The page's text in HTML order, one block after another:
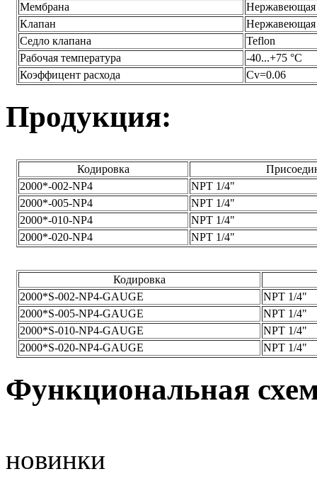
Мембрана
Нержавеющая
Клапан
Нержавеющая
Седло клапана
Teflon
Рабочая температура
-40...+75 °C
Коэффицент расхода
Cv=0.06
Продукция:
Кодировка
2000*-002-NP4
NPT 1/4"
2000*-005-NP4
NPT 1/4"
2000*-010-NP4
NPT 1/4"
2000*-020-NP4
NPT 1/4"
Кодировка
2000*S-002-NP4-GAUGE
NPT 1/4"
2000*S-005-NP4-GAUGE
NPT 1/4"
2000*S-010-NP4-GAUGE
NPT 1/4"
2000*S-020-NP4-GAUGE
NPT 1/4"
Функциональная
новинки